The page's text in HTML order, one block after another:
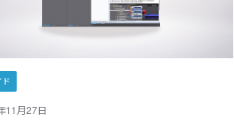
ド
11月27日